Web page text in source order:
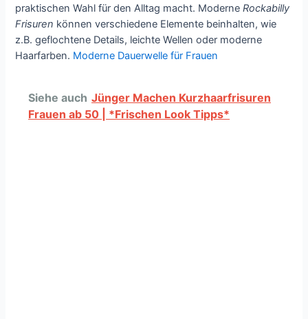
praktischen Wahl für den Alltag macht. ModerneRockabilly
Frisuren können verschiedene Elemente beinhalten, wie
z.B. geflochtene Details, leichte Wellen oder moderne
Haarfarben. Moderne Dauerwelle für Frauen
Siehe auch Jünger Machen Kurzhaarfrisuren
Frauen ab 50 | *Frischen Look Tipps*